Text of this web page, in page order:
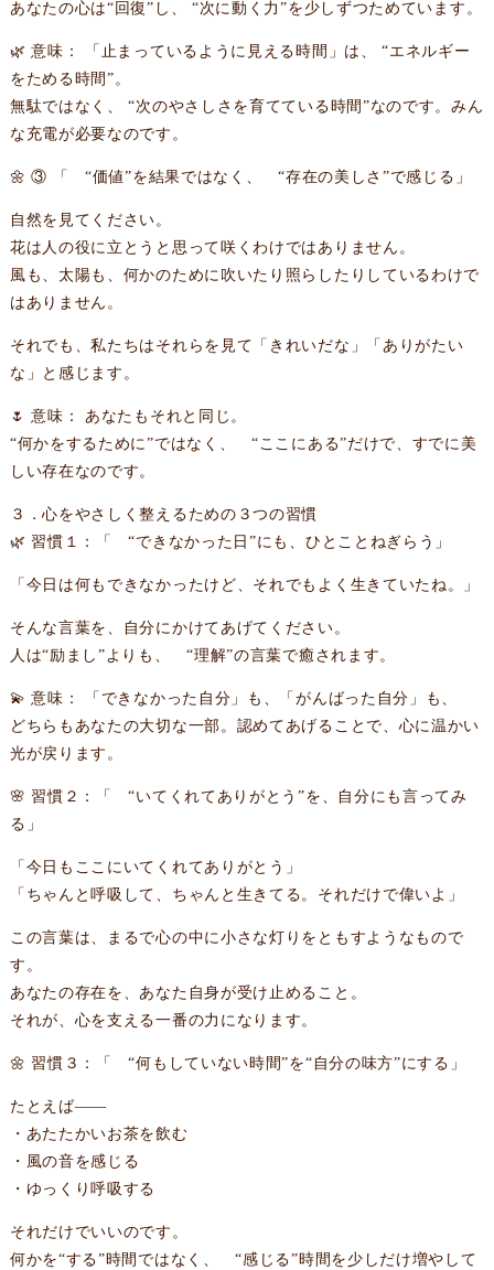
あなたの心は“回復”し、 “次に動く力”を少しずつためています。
🌿 意味： 「止まっているように見える時間」は、 “エネルギー
をためる時間”。
無駄ではなく、 “次のやさしさを育てている時間”なのです。みん
な充電が必要なのです。
🌼 ③ 「 “価値”を結果ではなく、 “存在の美しさ”で感じる」
自然を見てください。
花は人の役に立とうと思って咲くわけではありません。
風も、太陽も、何かのために吹いたり照らしたりしているわけで
はありません。
それでも、私たちはそれらを見て「きれいだな」「ありがたい
な」と感じます。
🌷 意味： あなたもそれと同じ。
“何かをするために”ではなく、 “ここにある”だけで、すでに美
しい存在なのです。
３．心をやさしく整えるための３つの習慣
🌿 習慣１：「 “できなかった日”にも、ひとことねぎらう」
「今日は何もできなかったけど、それでもよく生きていたね。」
そんな言葉を、自分にかけてあげてください。
人は“励まし”よりも、 “理解”の言葉で癒されます。
💫 意味： 「できなかった自分」も、「がんばった自分」も、
どちらもあなたの大切な一部。認めてあげることで、心に温かい
光が戻ります。
🌸 習慣２：「 “いてくれてありがとう”を、自分にも言ってみ
る」
「今日もここにいてくれてありがとう」
「ちゃんと呼吸して、ちゃんと生きてる。それだけで偉いよ」
この言葉は、まるで心の中に小さな灯りをともすようなもので
す。
あなたの存在を、あなた自身が受け止めること。
それが、心を支える一番の力になります。
🌼 習慣３：「 “何もしていない時間”を“自分の味方”にする」
たとえば——
・あたたかいお茶を飲む
・風の音を感じる
・ゆっくり呼吸する
それだけでいいのです。
何かを“する”時間ではなく、 “感じる”時間を少しだけ増やして